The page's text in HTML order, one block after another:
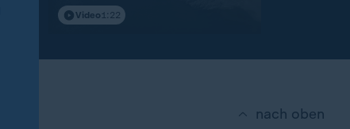
Video 1:22
nach oben